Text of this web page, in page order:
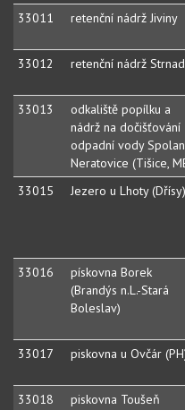
33011
retenční nádrž Jiviny
33012
retenční nádrž Strnad
33013
odkaliště popílku a
nádrž na dočišťování
odpadní vody
Neratovice (Tišice,
33015 Jezero u Lhoty (Dřísy)
33016
pískovna Borek
(Brandýs n.L.-Stará
Boleslav)
33017
piskovna u Ovčár
33018
piskovna Toušeň